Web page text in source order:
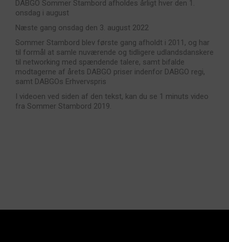
DABGO Sommer Stambord afholdes årligt hver den 1.
onsdag i august
Næste gang onsdag den 3. august 2022
Sommer Stambord blev første gang afholdt i 2011, og har
til formål at samle nuværende og tidligere udlandsdanskere
til networking med spændende talere, samt bifalde
modtagerne af årets DABGO priser indenfor DABGO regi,
samt DABGOs Erhvervspris
I videoen ved siden af den tekst, kan du se 1 minuts video
fra Sommer Stambord 2019.